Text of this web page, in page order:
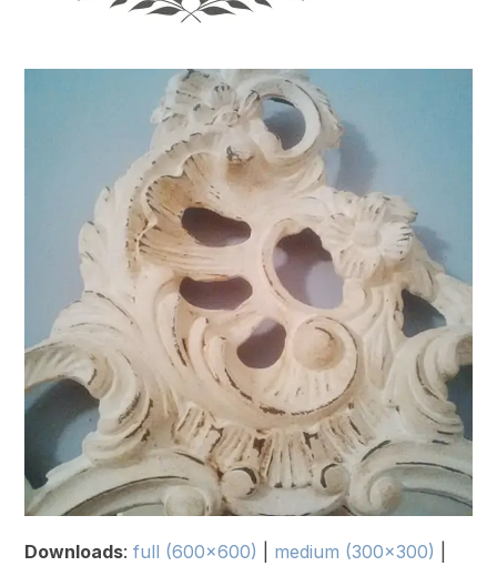
Downloads:full (600x600) medium (300x300)